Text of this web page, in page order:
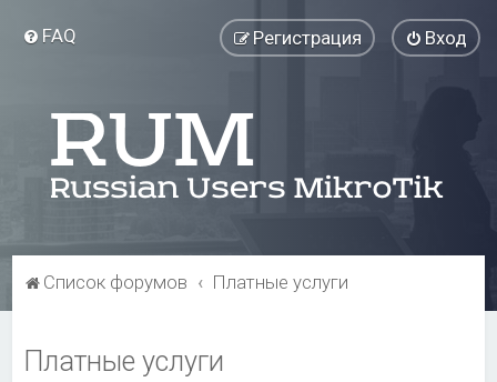
FAQ Вход
Регистрация
Список форумов Платные услуги
Платные услуги